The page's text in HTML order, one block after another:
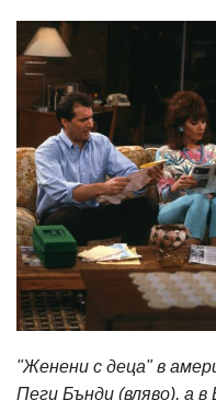
"Женени с деца" в
Пеги Бънди (вляво), а